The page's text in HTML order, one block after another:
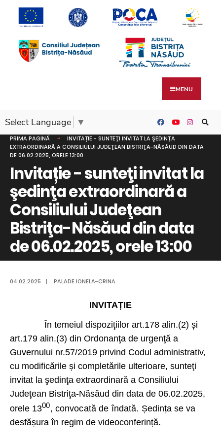
MENU
Select Language ▼
PRIMA PAGINĂ
INVITAȚIE - SUNTEŢI INVITAT LA ŞEDINŢA
EXTRAORDINARĂ A CONSILIULUI JUDEŢEAN BISTRIŢA-NĂSĂUD DIN DATA
DE 06.02.2025, ORELE 13:00
Invitație - sunteţi invitat la
şedinţa extraordinară a
Consiliului Judeţean
Bistriţa-Năsăud din data
de 06.02.2025, orele 13:00
04.02.2025 | PALADE IONELA-CRINA
INVITAȚIE
În temeiul dispoziţiilor art.178 alin.(2) și
art.179 alin.(3) din Ordonanţa de urgenţă a
Guvernului nr.57/2019 privind Codul administrativ,
cu modificările și completările ulterioare, sunteţi
invitat la şedinţa extraordinară a Consiliului
Judeţean Bistriţa-Năsăud din data de 06.02.2025,
orele 1300, convocată de îndată. Ședința se va
desfășura în regim de videoconferință.